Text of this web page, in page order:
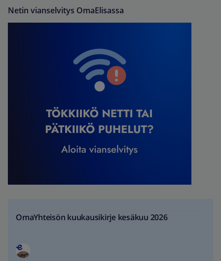
Netin vianselvitys OmaElisassa
OmaYhteisön kuukausikirje kesäkuu 2026